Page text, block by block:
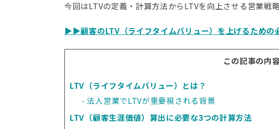
今回はLTVの定義・計算方法からLTVを向上させる営業戦
▶︎▶︎顧客のLTV（ライフタイムバリュー）を上げるための
この記事の内
LTV（ライフタイムバリュー）とは？
法人営業でLTVが重要視される背景
LTV（顧客生涯価値）算出に必要な3つの計算方法